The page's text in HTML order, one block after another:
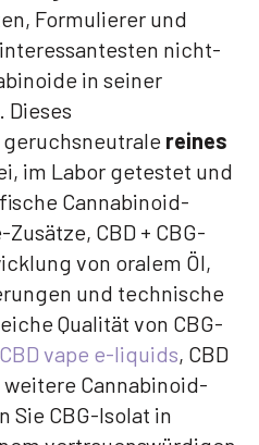
Formulierer und
nicht-
in seiner
Dieses
reines
im Labor getestet und
Cannabinoid-
CBD + CBG-
von oralem Öl,
und technische
Qualität von CBG-
CBD vape e-liquids, CBD
weitere Cannabinoid-
Sie CBG-Isolat in